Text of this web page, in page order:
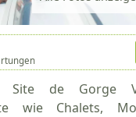
Site de Gorge
wie Chalets,